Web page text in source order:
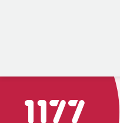
Till startsidan för 1177